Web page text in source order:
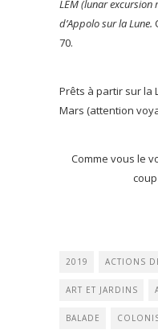
LEM (lunar excursion
d’Appolo sur la Lune.
70.
Prêts à partir sur la
Mars (attention
Comme vous le
2019 ACTIONS
ART ET JARDINS
BALADE